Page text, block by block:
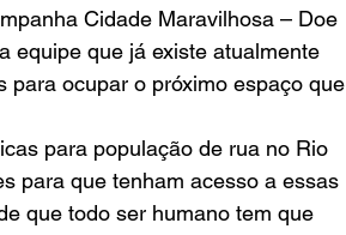
Cidade Maravilhosa – Doe
equipe que já existe atualmente
para ocupar o próximo espaço que
para população de rua no Rio
para que tenham acesso a essas
que todo ser humano tem que